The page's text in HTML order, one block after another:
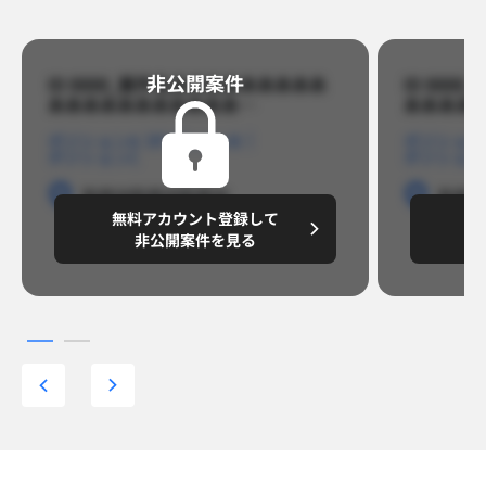
ID 8888_案件名あああああああああ
あああああああああああ…​
ポジションB
勤務地勤務地勤務地
～8,888,8888円/月
非公開案件​
無料アカウント登録して
非公開案件を見る
ID
勤務地